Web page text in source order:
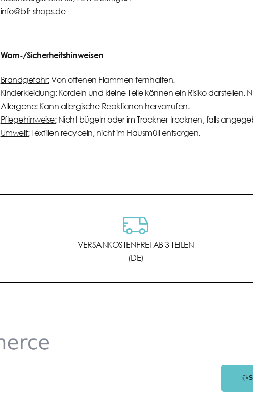
info@bfr-shops.de
Warn-/Sicherheitshinweisen
Brandgefahr:Von offenen Flammen fernhalten.
Kinderkleidung:Kordeln und kleine Teile können ein Risiko darstellen.
Allergene:Kann allergische Reaktionen hervorrufen.
Pflegehinweise:Nicht bügeln oder im Trockner trocknen, falls
Umwelt:Textilien recyceln, nicht im Hausmüll entsorgen.
VERSANKOSTENFREI AB 3 TEILEN
(DE)